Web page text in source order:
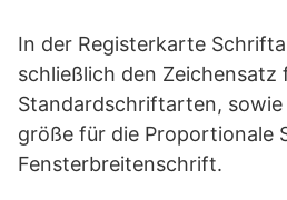
In der Registerkarte
schließlich den Zeichensatz
Standardschriftarten,
größe für die Proportionale
Fensterbreitenschrift.